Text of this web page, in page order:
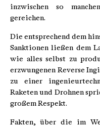
inzwischen so
gereichen.
Die entsprechend dem
Sanktionen ließen dem
wie alles selbst zu
erzwungenen Reverse
zu einer
Raketen und Drohnen
großem Respekt.
Fakten, über die im